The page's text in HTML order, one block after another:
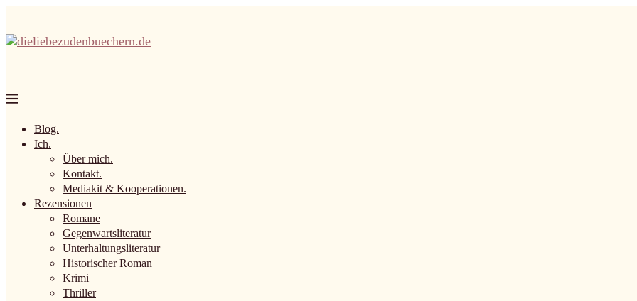
Blog.
Ich.
Über mich.
Kontakt.
Mediakit & Kooperationen.
Rezensionen
Romane
Gegenwartsliteratur
Unterhaltungsliteratur
Historischer Roman
Krimi
Thriller